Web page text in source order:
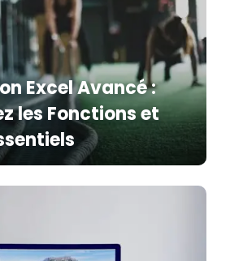
Excel Avancé :
les Fonctions et